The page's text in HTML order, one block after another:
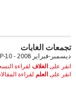
تجمعات الغابات
ديسمبر-فبراير 2008 - Op-CP-10
انقر على الغلاف لقراءة
انقر على العلم لقراءة